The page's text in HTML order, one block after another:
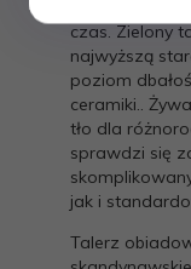
czas. Zielony
najwyższą
poziom
ceramiki..
tło dla
sprawdzi się
jak i
Talerz